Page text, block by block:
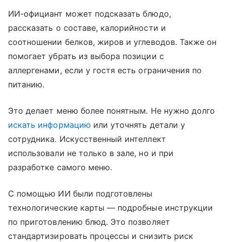
ИИ-официант может подсказать блюдо,
рассказать о составе, калорийности и
соотношении белков, жиров и углеводов. Также он
помогает убрать из выбора позиции с
аллергенами, если у гостя есть ограничения по
питанию.
Это делает меню более понятным. Не нужно долго
искать информацию или уточнять детали у
сотрудника. Искусственный интеллект
использовали не только в зале, но и при
разработке самого меню.
С помощью ИИ были подготовлены
технологические карты — подробные инструкции
по приготовлению блюд. Это позволяет
стандартизировать процессы и снизить риск